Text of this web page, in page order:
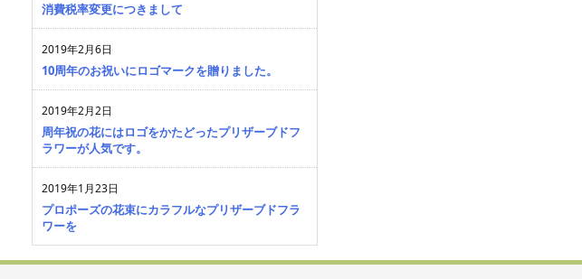
消費税率変更につきまして
2019年2月6日
10周年のお祝いにロゴマークを贈りました。
2019年2月2日
周年祝の花にはロゴをかたどったプリザーブドフ
ラワーが人気です。
2019年1月23日
プロポーズの花束にカラフルなプリザーブドフラ
ワーを